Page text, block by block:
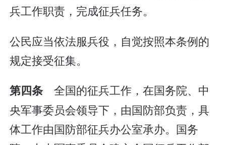
兵工作职责，完成征兵任务。
公民应当依法服兵役，自觉按照本条例的
规定接受征集。
第四条 全国的征兵工作，在国务院、中
央军事委员会领导下，由国防部负责，具
体工作由国防部征兵办公室承办。国务